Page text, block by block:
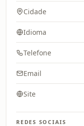
Cidade
Idioma
Telefone
Email
Site
REDES SOCIAIS